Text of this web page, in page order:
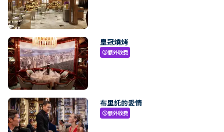
皇冠燒烤
paid额外收费
布里託的愛情
paid额外收费